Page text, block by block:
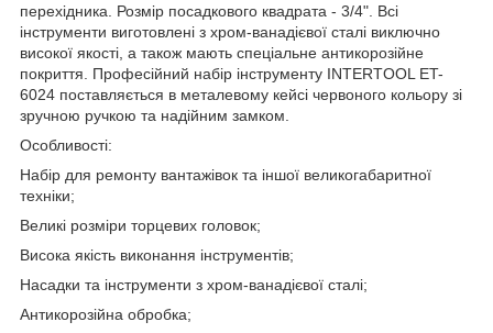
перехідника. Розмір посадкового квадрата - 3/4". Всі
інструменти виготовлені з хром-ванадієвої сталі виключно
високої якості, а також мають спеціальне антикорозійне
покриття. Професійний набір інструменту INTERTOOL ET-
6024 поставляється в металевому кейсі червоного кольору зі
зручною ручкою та надійним замком.
Особливості:
Набір для ремонту вантажівок та іншої великогабаритної
техніки;
Великі розміри торцевих головок;
Висока якість виконання інструментів;
Насадки та інструменти з хром-ванадієвої сталі;
Антикорозійна обробка;